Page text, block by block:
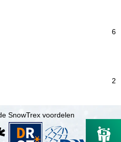
6
2
SnowTrex voordelen